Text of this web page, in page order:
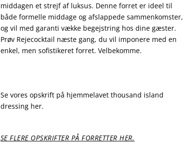
middagen et strejf af luksus. Denne forret er ideel til
både formelle middage og afslappede sammenkomster,
og vil med garanti vække begejstring hos dine gæster.
Prøv Rejecocktail næste gang, du vil imponere med en
enkel, men sofistikeret forret. Velbekomme.
Se vores opskrift på hjemmelavet thousand island
dressing her.
SE FLERE OPSKRIFTER PÅ FORRETTER HER.